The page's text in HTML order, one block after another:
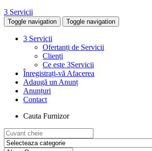
3 Servicii
Toggle navigation Toggle navigation
3 Servicii
Ofertanți de Servicii
Clienți
Ce este 3Servicii
Înregistrați-vă Afacerea
Adaugă un Anunț
Anunțuri
Contact
Cauta Furnizor